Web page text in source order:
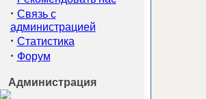
· Связь с
администрацией
· Статистика
· Форум
Администрация